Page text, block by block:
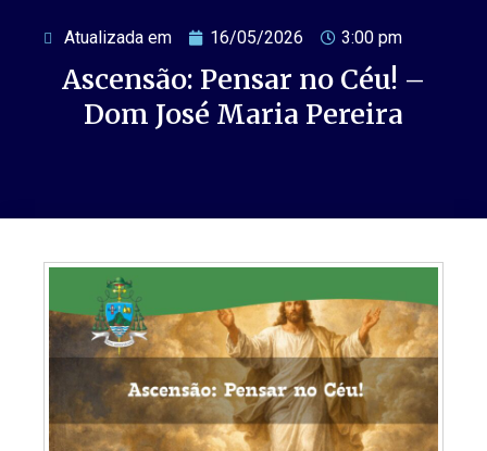
Atualizada em 16/05/2026 3:00 pm
Ascensão: Pensar no Céu! –
Dom José Maria Pereira